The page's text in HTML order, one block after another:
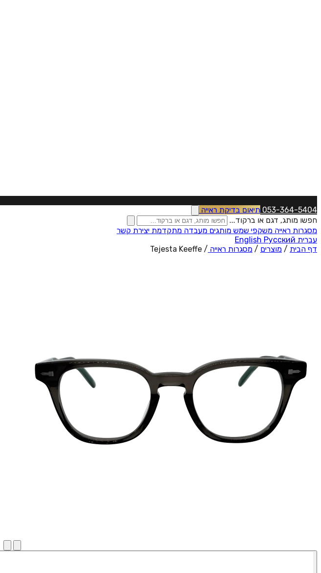
053-364-5404 תיאום בדיקת ראייה
חפשו מותג, דגם או ברקוד...
מסגרות ראייה משקפי שמש מותגים מעבדה מתקדמת יצירת קשר
עברית
English Русский
דף הבית / מוצרים / מסגרות ראייה /
Tejesta Keeffe